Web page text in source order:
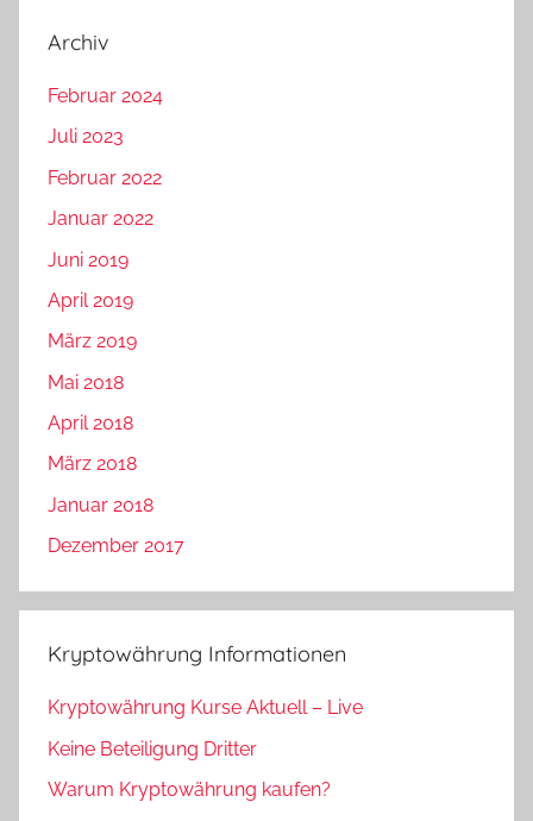
Archiv
Februar 2024
Juli 2023
Februar 2022
Januar 2022
Juni 2019
April 2019
März 2019
Mai 2018
April 2018
März 2018
Januar 2018
Dezember 2017
Kryptowährung Informationen
Kryptowährung Kurse Aktuell – Live
Keine Beteiligung Dritter
Warum Kryptowährung kaufen?